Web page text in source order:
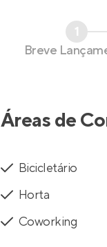
1
Breve
Áreas de
Bicicletário
Horta
Coworking